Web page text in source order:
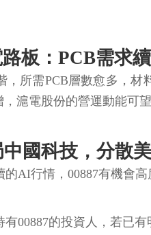
板：PCB需求
，所需PCB層數愈多，材
，滬電股份的營運動能可
中國科技，分散
AI行情，00887有機會
有00887的投資人，若已